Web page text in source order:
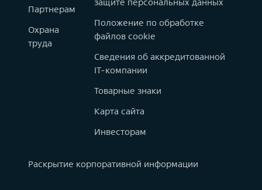
Партнерам
Охрана
труда
Положение по обработке
файлов cookie
Сведения об аккредитованной
IT-компании
Товарные знаки
Карта сайта
Инвесторам
Раскрытие корпоративной информации